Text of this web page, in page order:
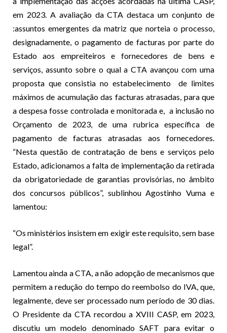
em 2023. A avaliação da CTA destaca um conjunto de
:assuntos emergentes da matriz que norteia o processo,
designadamente, o pagamento de facturas por parte do
Estado aos empreiteiros e fornecedores de bens e
serviços, assunto sobre o qual a CTA avançou com uma
proposta que consistia no estabelecimento de limites
máximos de acumulação das facturas atrasadas, para que
a despesa fosse controlada e monitorada e, a inclusão no
Orçamento de 2023, de uma rubrica específica de
pagamento de facturas atrasadas aos fornecedores.
“Nesta questão de contratação de bens e serviços pelo
Estado, adicionamos a falta de implementação da retirada
da obrigatoriedade de garantias provisórias, no âmbito
dos concursos públicos”, sublinhou Agostinho Vuma e
lamentou:
“Os ministérios insistem em exigir este requisito, sem base
legal”.
Lamentou ainda a CTA, a não adopção de mecanismos que
permitem a redução do tempo do reembolso do IVA, que,
legalmente, deve ser processado num período de 30 dias.
O Presidente da CTA recordou a XVIII CASP, em 2023,
discutiu um modelo denominado SAFT para evitar o